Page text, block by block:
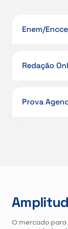
Enem/
Redação
Prova
O mercado